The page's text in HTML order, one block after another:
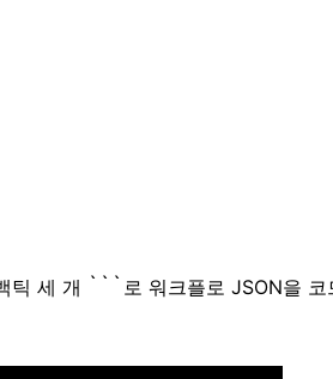
틱 세 개 ``` 로 워크플로 JSON을